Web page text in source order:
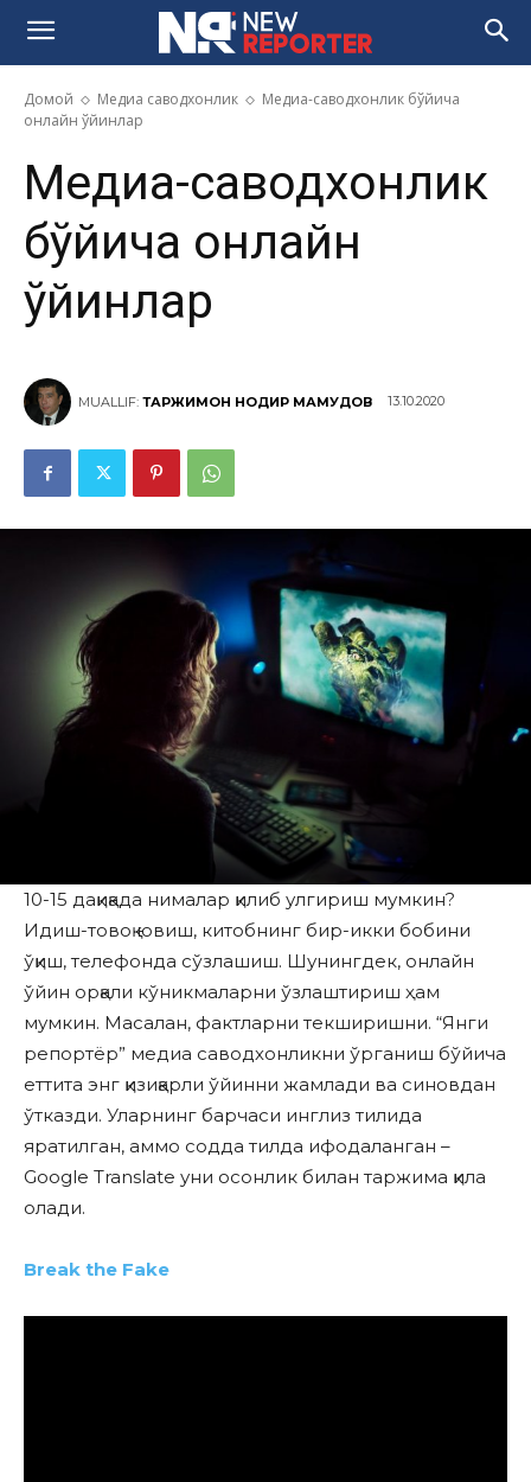
Домой Медиа саводхонлик
Медиа-саводхонлик бўйича
онлайн ўйинлар
Медиа-саводхонлик
бўйича онлайн
ўйинлар
MUALLIF: ТАРЖИМОН НОДИР МАҲМУДОВ 13.10.2020
10-15 дақиқада нималар қилиб улгириш мумкин?
Идиш-товоқ ювиш, китобнинг бир-икки бобини
ўқиш, телефонда сўзлашиш. Шунингдек, онлайн
ўйин орқали кўникмаларни ўзлаштириш ҳам
мумкин. Масалан, фактларни текширишни. “Янги
репортёр” медиа саводхонликни ўрганиш бўйича
еттита энг қизиқарли ўйинни жамлади ва синовдан
ўтказди. Уларнинг барчаси инглиз тилида
яратилган, аммо содда тилда ифодаланган –
Google Translate уни осонлик билан таржима қила
олади.
Break the Fake